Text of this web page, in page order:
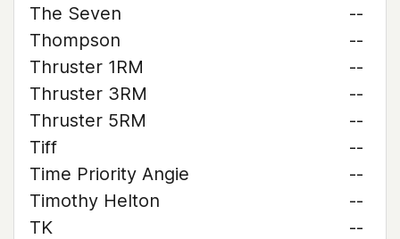
The Seven
--
Thompson
--
Thruster 1RM
--
Thruster 3RM
--
Thruster 5RM
--
Tiff
--
Time Priority Angie
--
Timothy Helton
--
TK
--